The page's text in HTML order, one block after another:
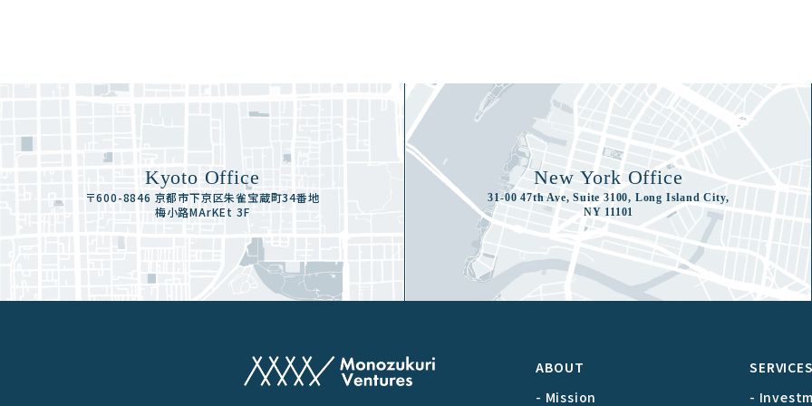
Kyoto Office
〒600-8846 京都市下京区朱雀宝蔵町34番地
梅小路MArKEt 3F
New York Office
31-00 47th Ave, Suite 3100, Long Island City,
NY 11101
ABOUT
- Mission
-